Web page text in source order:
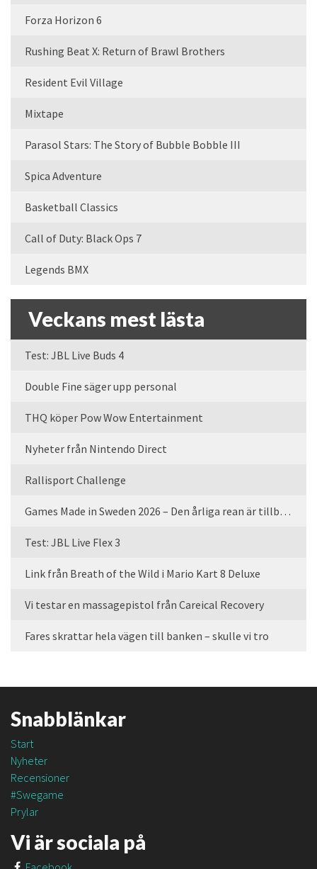
Forza Horizon 6
Rushing Beat X: Return of Brawl Brothers
Resident Evil Village
Mixtape
Parasol Stars: The Story of Bubble Bobble III
Spica Adventure
Basketball Classics
Call of Duty: Black Ops 7
Legends BMX
Veckans mest lästa
Test: JBL Live Buds 4
Double Fine säger upp personal
THQ köper Pow Wow Entertainment
Nyheter från Nintendo Direct
Rallisport Challenge
Games Made in Sweden 2026 – Den årliga rean är tillbaka
Test: JBL Live Flex 3
Link från Breath of the Wild i Mario Kart 8 Deluxe
Vi testar en massagepistol från Careical Recovery
Fares skrattar hela vägen till banken – skulle vi tro
Snabblänkar
Start
Nyheter
Recensioner
#Swegame
Prylar
Vi är sociala på